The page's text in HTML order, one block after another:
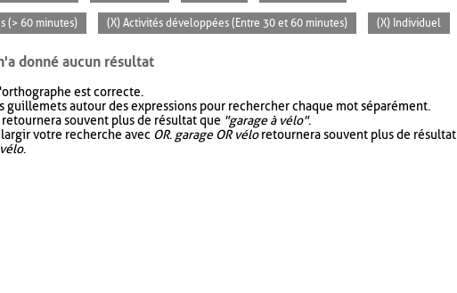
(> 60 minutes) (X) Activités développées (Entre 30 et 60 minutes) (X) Individuel
donné aucun résultat
est correcte.
guillemets autour des expressions pour rechercher chaque mot séparément.
retournera souvent plus de résultat que "garage à vélo".
votre recherche avec OR. garage OR véloretournera souvent plus de résultat
.